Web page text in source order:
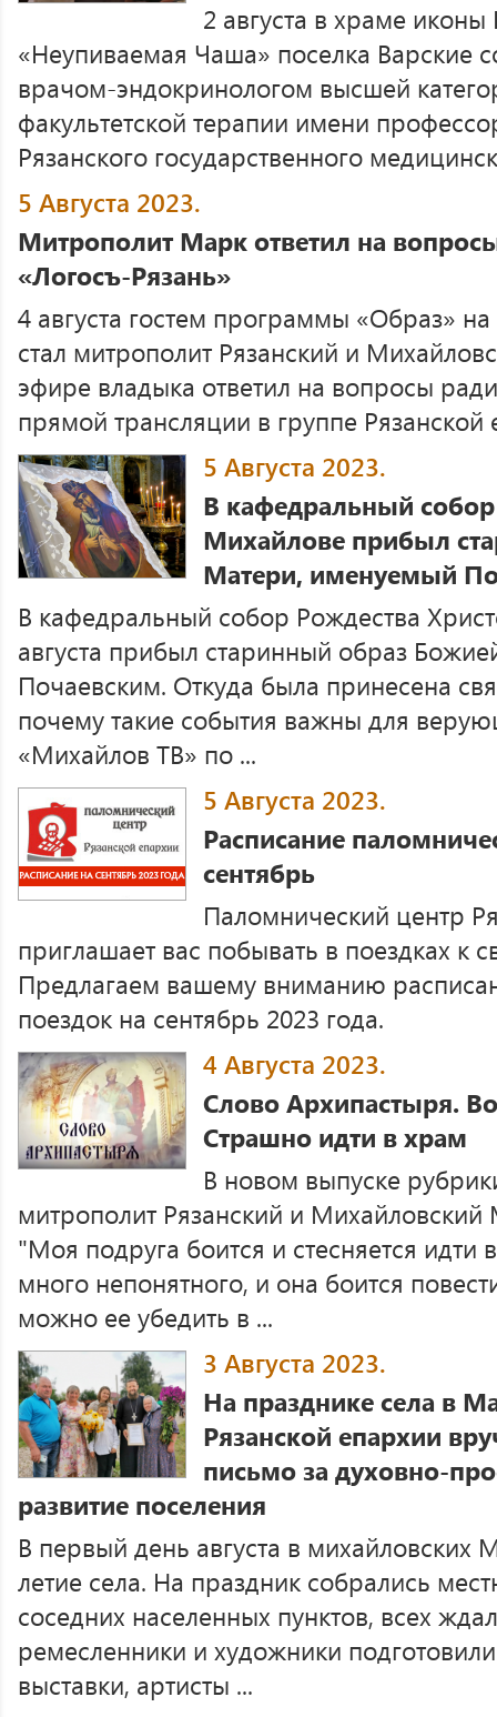
2 августа в храме
«Неупиваемая Чаша» поселка Варские
врачом-эндокринологом высшей
факультетской терапии имени
Рязанского государственного
5 Августа 2023.
Митрополит Марк ответил на
«Логосъ-Рязань»
4 августа гостем программы «Образ»
стал митрополит Рязанский и
эфире владыка ответил на вопросы
прямой трансляции в группе Рязанской
5 Августа 2023.
В кафедральный
Михайлове прибыл
Матери, именуемый
В кафедральный собор Рождества
августа прибыл старинный образ
Почаевским. Откуда была принесена
почему такие события важны для
«Михайлов ТВ» по ...
5 Августа 2023.
Расписание
сентябрь
Паломнический центр
приглашает вас побывать в поездках к
Предлагаем вашему вниманию
поездок на сентябрь 2023 года.
4 Августа 2023.
Слово Архипастыря.
Страшно идти в храм
В новом выпуске
митрополит Рязанский и Михайловский
"Моя подруга боится и стесняется идти
много непонятного, и она боится
можно ее убедить в ...
3 Августа 2023.
На празднике села в
Рязанской епархии
письмо за духовно-
развитие поселения
В первый день августа в михайловских
летие села. На праздник собрались
соседних населенных пунктов, всех
ремесленники и художники
выставки, артисты ...